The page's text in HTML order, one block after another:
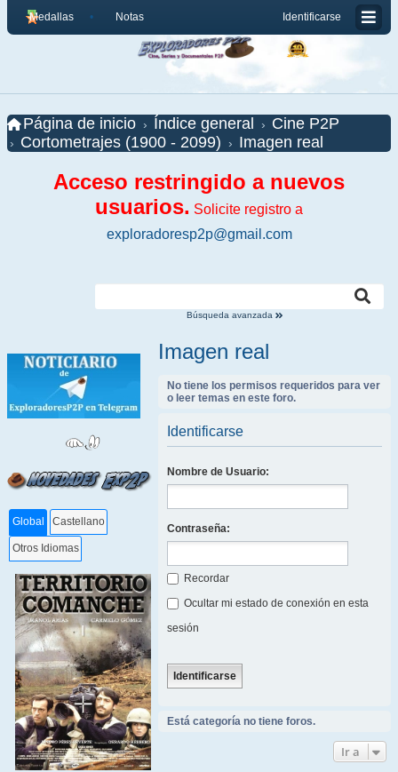
Identificarse
Medallas Notas
Página de inicio Índice general
Cine P2P
Cortometrajes (1900 - 2099)
Imagen real
Acceso restringido a nuevos
usuarios. Solicite registro a
exploradoresp2p@gmail.com
Búsqueda avanzada
Global Castellano
Otros Idiomas
Imagen real
No tiene los permisos requeridos para ver
o leer temas en este foro.
Identificarse
Nombre de Usuario:
Contraseña:
Recordar
Ocultar mi estado de conexión en esta
sesión
Está categoría no tiene foros.
Ir a